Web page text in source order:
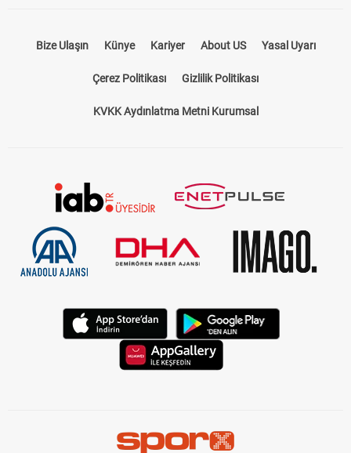
Bize Ulaşın Künye Kariyer About US Yasal Uyarı
Çerez Politikası Gizlilik Politikası
KVKK Aydınlatma Metni Kurumsal